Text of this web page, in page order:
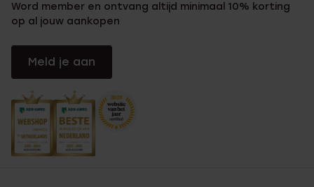
Word member en ontvang altijd minimaal 10% korting
op al jouw aankopen
Meld je aan